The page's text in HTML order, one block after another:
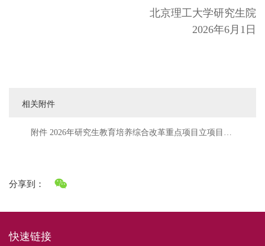
北京理工大学研究生院
2026年6月 1 日
相关附件
附件 2026年研究生教育培养综合改革重点项目立项目名
分享到：
快速链接